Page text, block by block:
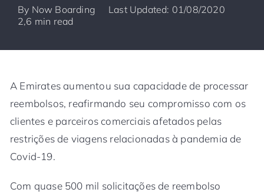
By Now Boarding
Last Updated: 01/08/2020
2,6 min read
A Emirates aumentou sua capacidade de processar
reembolsos, reafirmando seu compromisso com os
clientes e parceiros comerciais afetados pelas
restrições de viagens relacionadas à pandemia de
Covid-19.
Com quase 500 mil solicitações de reembolso